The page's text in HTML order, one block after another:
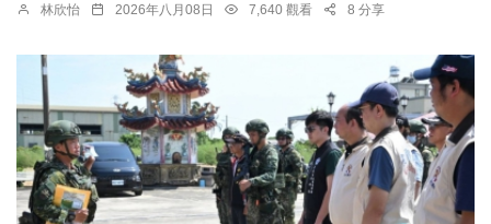
林欣怡 2026年八月08日 7,640 觀看 8 分享